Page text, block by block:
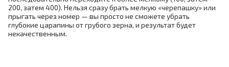
200, затем 400). Нельзя сразу брать мелкую «черепашку» или
прыгать через номер — вы просто не сможете убрать
глубокие царапины от грубого зерна, и результат будет
некачественным.